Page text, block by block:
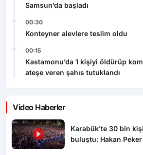
Samsun’da başladı
00:30
Konteyner alevlere teslim oldu
00:15
Kastamonu’da 1 kişiyi öldürüp
ateşe veren şahıs tutuklandı
Video Haberler
Karabük’te 30 bin
buluştu: Hakan